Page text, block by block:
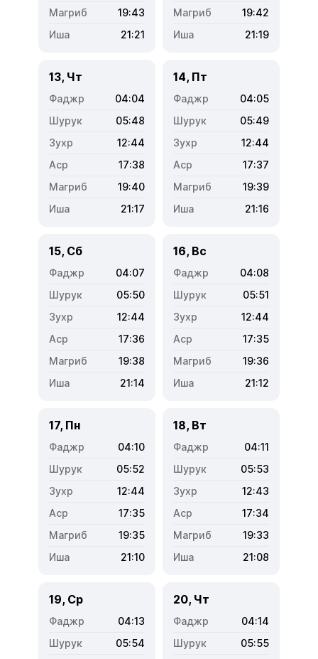
19:43
21:21
19:42
21:19
13, Чт
04:04
05:48
12:44
17:38
19:40
21:17
14, Пт
04:05
05:49
12:44
17:37
19:39
21:16
15, Сб
04:07
05:50
12:44
17:36
19:38
21:14
16, Вс
04:08
05:51
12:44
17:35
19:36
21:12
17, Пн
04:10
05:52
12:44
17:35
19:35
21:10
18, Вт
04:11
05:53
12:43
17:34
19:33
21:08
19, Ср
04:13
05:54
20, Чт
04:14
05:55